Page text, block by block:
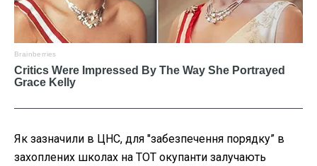
Як зазначили в ЦНС, для "забезпечення порядку” в
захоплених школах на ТОТ окупанти залучають